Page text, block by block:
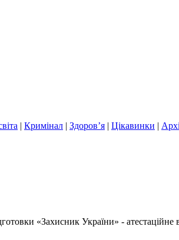
| Кримінал | Здоров’я | Цікавинки |
«Захисник України» -